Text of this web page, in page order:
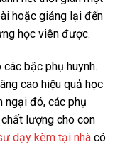
hoặc giảng lại đến
học viên được.
bậc phụ huynh.
cao hiệu quả học
ngại đó, các phụ
lượng cho con
dạy kèm tại nhà có